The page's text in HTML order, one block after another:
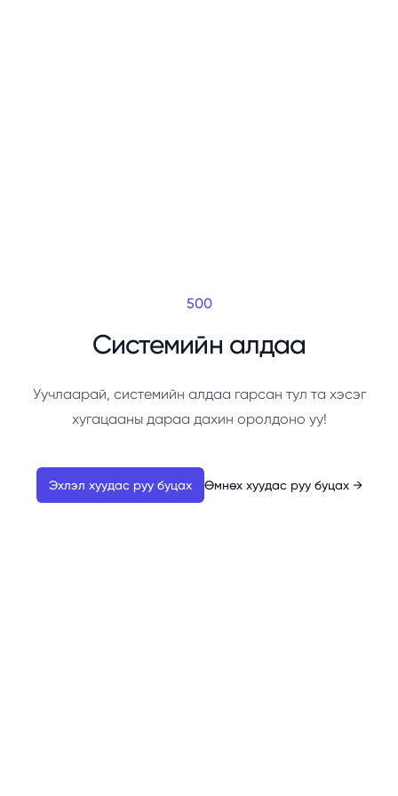
500
Системийн алдаа
Уучлаарай, системийн алдаа гарсан тул та хэсэг
хугацааны дараа дахин оролдоно уу!
Эхлэл хуудас руу буцах Өмнөх хуудас руу буцах →